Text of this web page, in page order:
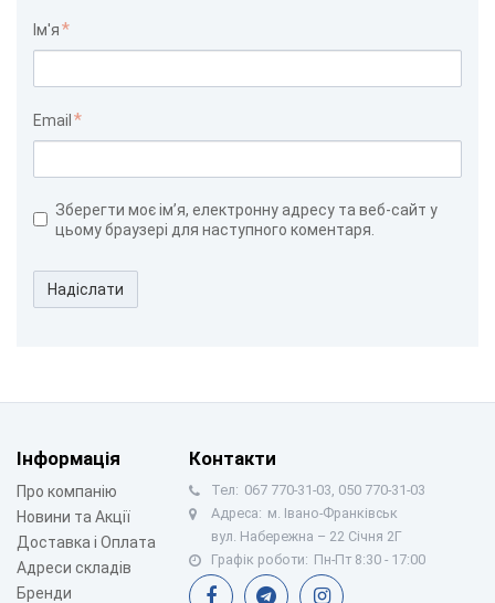
Ім'я
Email
Зберегти моє ім’я, електронну адресу та веб-сайт у
цьому браузері для наступного коментаря.
Надіслати
Інформація
Про компанію
Новини та Акції
Доставка і Оплата
Адреси складів
Бренди
Контакти
Тел: 067 770-31-03, 050 770-31-03
Адреса: м. Івано-Франківськ
вул. Набережна – 22 Січня 2Г
Графік роботи: Пн-Пт 8:30 - 17:00